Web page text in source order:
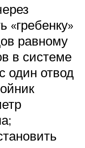
«гребенку»
равному
в системе
один отвод